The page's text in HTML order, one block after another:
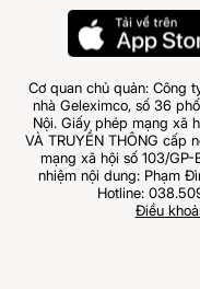
Cơ quan chủ quản: Công
nhà Geleximco, số 36
Nội. Giấy phép mạng xã
VÀ TRUYỀN THÔNG cấp
mạng xã hội số 103/
nhiệm nội dung: Phạm
Hotline:
Điều